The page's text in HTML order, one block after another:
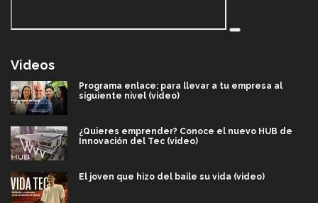
Videos
Programa enlace: para llevar a tu empresa al
siguiente nivel (video)
¿Quieres emprender? Conoce el nuevo HUB de
Innovación del Tec (video)
El joven que hizo del baile su vida (video)